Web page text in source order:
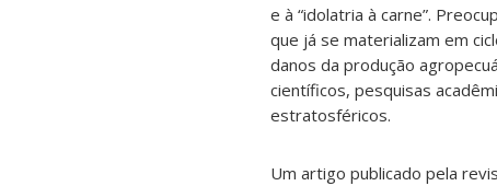
e à “idolatria à carne”.
que já se materializam em
danos da produção
científicos, pesquisas
estratosféricos.
Um artigo publicado pela